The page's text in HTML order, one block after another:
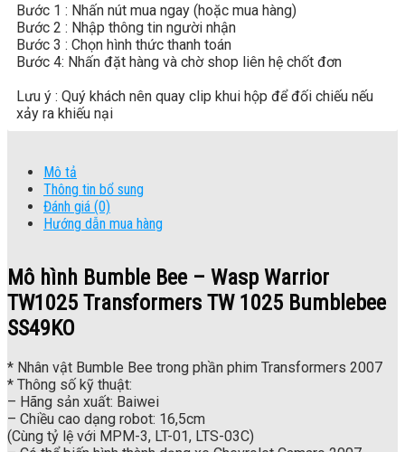
Bước 1 : Nhấn nút mua ngay (hoặc mua hàng)
Bước 2 : Nhập thông tin người nhận
Bước 3 : Chọn hình thức thanh toán
Bước 4: Nhấn đặt hàng và chờ shop liên hệ chốt đơn
Lưu ý : Quý khách nên quay clip khui hộp để đối chiếu nếu
xảy ra khiếu nại
Mô tả
Thông tin bổ sung
Đánh giá (0)
Hướng dẫn mua hàng
Mô hình Bumble Bee – Wasp Warrior
TW1025 Transformers TW 1025 Bumblebee
SS49KO
* Nhân vật Bumble Bee trong phần phim Transformers 2007
* Thông số kỹ thuật:
– Hãng sản xuất: Baiwei
– Chiều cao dạng robot: 16,5cm
(Cùng tỷ lệ với MPM-3, LT-01, LTS-03C)